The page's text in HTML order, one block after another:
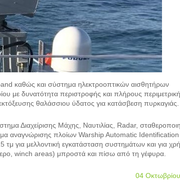
καθώς και σύστημα ηλεκτροοπτικών αισθητήρων
με δυνατότητα περιστροφής και πλήρους
θαλάσσιου ύδατος για κατάσβεση πυρκαγιάς.
Διαχείρισης Μάχης, Ναυτιλίας, Radar,
αναγνώρισης πλοίων Warship Automatic Identification
για μελλοντική εγκατάσταση συστημάτων και για
winch areas) μπροστά και πίσω από τη γέφυρα.
04